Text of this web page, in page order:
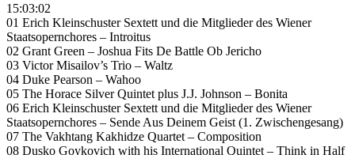
15:03:02
01 Erich Kleinschuster Sextett und die Mitglieder des Wiener
Staatsopernchores – Introitus
02 Grant Green – Joshua Fits De Battle Ob Jericho
03 Victor Misailov’s Trio – Waltz
04 Duke Pearson – Wahoo
05 The Horace Silver Quintet plus J.J. Johnson – Bonita
06 Erich Kleinschuster Sextett und die Mitglieder des Wiener
Staatsopernchores – Sende Aus Deinem Geist (1. Zwischengesang)
07 The Vakhtang Kakhidze Quartet – Composition
08 Dusko Goykovich with his International Quintet – Think in Half